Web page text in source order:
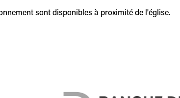
sont disponibles à proximité de l'église.